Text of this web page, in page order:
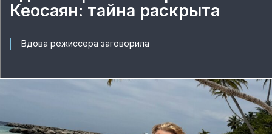
Кеосаян: тайна раскрыта
Вдова режиссера заговорила